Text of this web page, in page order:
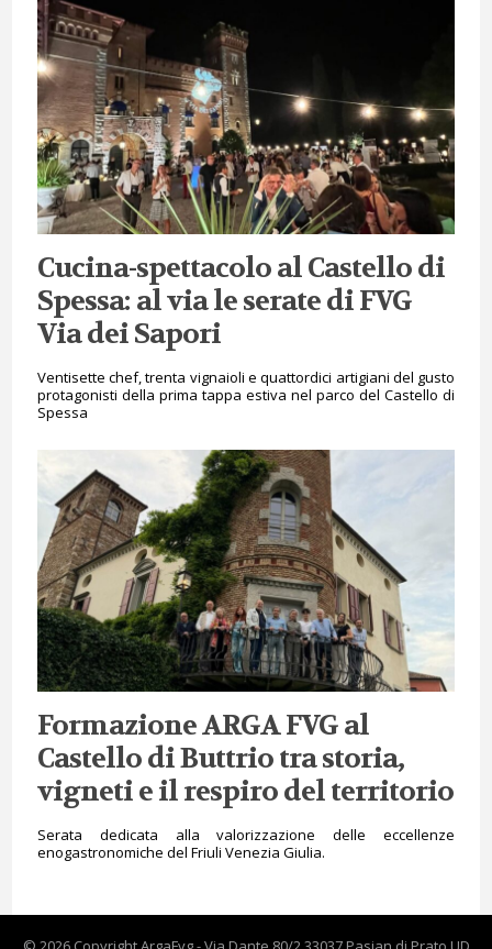
Cucina-spettacolo al Castello di
Spessa: al via le serate di FVG
Via dei Sapori
Ventisette chef, trenta vignaioli e quattordici artigiani del gusto
protagonisti della prima tappa estiva nel parco del Castello di
Spessa
Formazione ARGA FVG al
Castello di Buttrio tra storia,
vigneti e il respiro del territorio
Serata dedicata alla valorizzazione delle eccellenze
enogastronomiche del Friuli Venezia Giulia.